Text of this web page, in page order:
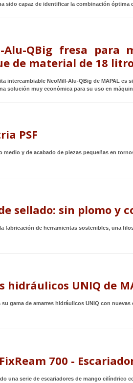
sido capaz de identificar la combinación óptima
Alu-QBig fresa para
de material de 18
intercambiable NeoMill-Alu-QBig de MAPAL
solución muy económica para su uso en
PSF
medio y de acabado de piezas pequeñas en
sellado: sin plomo y
fabricación de herramientas sostenibles, una
hidráulicos UNIQ de
su gama de amarres hidráulicos UNIQ con
700 -
una serie de escariadores de mango cilíndrico